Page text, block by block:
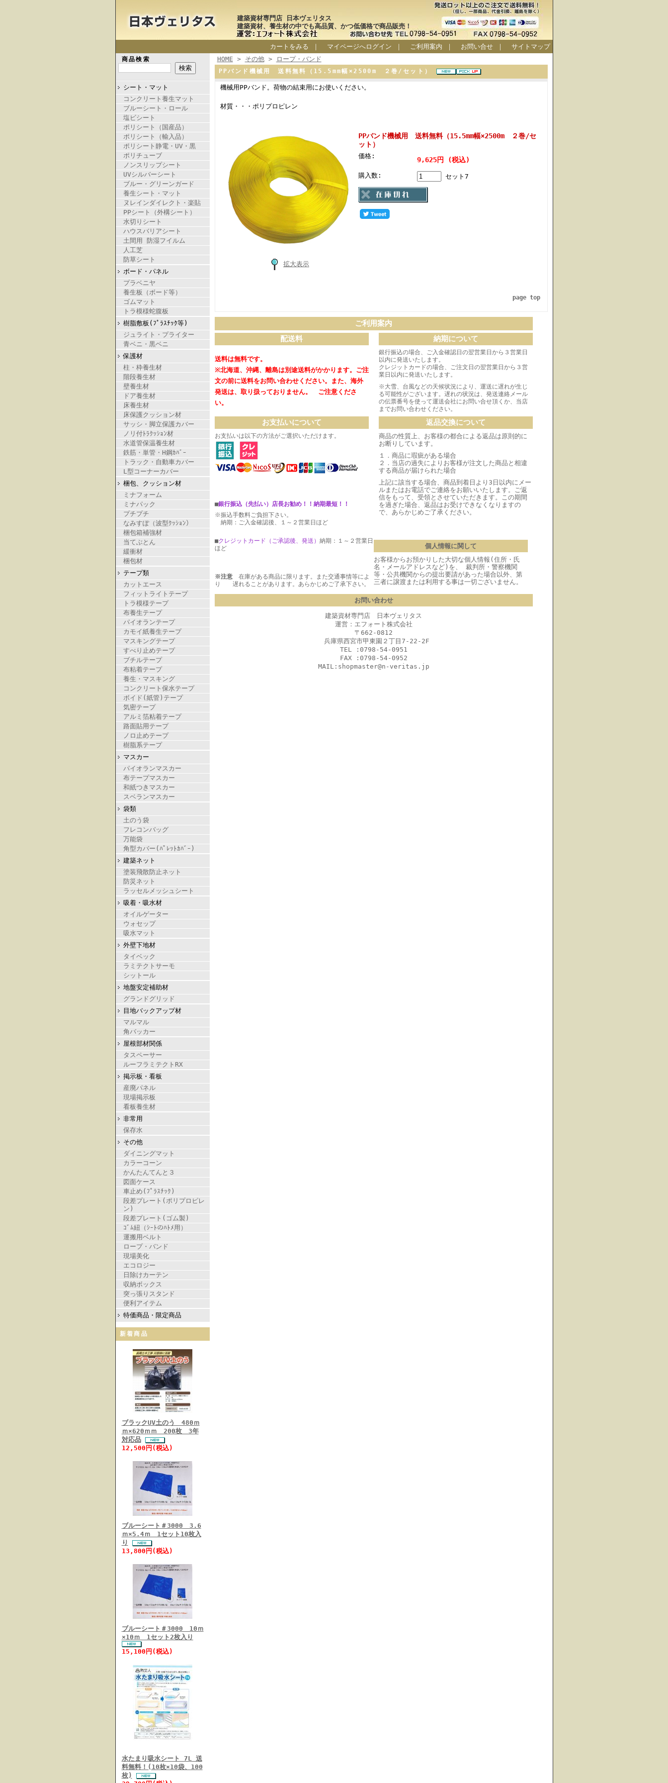
建築資材専門店 日本ヴェリタス
建築資材、養生材の中でも高品質、かつ低価格で商品販売！
カートをみる ｜ マイページへログイン ｜ ご利用案内 ｜ お問い合せ｜ サイトマップ
商品検索
シート・マット
コンクリート養生マット
ブルーシート・ロール
塩ビシート
ポリシート（国産品）
ポリシート（輸入品）
ポリシート静電・UV・黒
ポリチューブ
ノンスリップシート
UVシルバーシート
ブルー・グリーンガード
養生シート・マット
ヌレインダイレクト・楽貼
PPシート（外構シート）
水切りシート
ハウスバリアシート
土間用 防湿フイルム
人工芝
防草シート
ボード・パネル
プラベニヤ
養生板（ボード等）
ゴムマット
トラ模様蛇腹板
樹脂敷板(ﾌﾟﾗｽﾁｯｸ等)
ジュライト・プライター
青ベニ・黒ベニ
保護材
柱・枠養生材
階段養生材
壁養生材
ドア養生材
床養生材
床保護クッション材
サッシ・脚立保護カバー
ノリ付ﾄﾗｸｯｼｮﾝ材
水道管保温養生材
鉄筋・単管・H鋼ｶﾊﾞｰ
トラック・自動車カバー
L型コーナーカバー
梱包、クッション材
ミナフォーム
ミナパック
プチプチ
なみすぽ（波型ｸｯｼｮﾝ）
梱包箱補強材
当てぶとん
緩衝材
梱包材
テープ類
カットエース
フィットライトテープ
トラ模様テープ
布養生テープ
パイオランテープ
カモイ紙養生テープ
マスキングテープ
すべり止めテープ
ブチルテープ
布粘着テープ
養生・マスキング
コンクリート保水テープ
ボイド(紙管)テープ
気密テープ
アルミ箔粘着テープ
路面貼用テープ
ノロ止めテープ
樹脂系テープ
マスカー
パイオランマスカー
布テープマスカー
和紙つきマスカー
スベランマスカー
袋類
土のう袋
フレコンバッグ
万能袋
角型カバー(ﾊﾟﾚｯﾄｶﾊﾞｰ)
建築ネット
塗装飛散防止ネット
防災ネット
ラッセルメッシュシート
吸着・吸水材
オイルゲーター
ウォセップ
吸水マット
外壁下地材
タイベック
ラミテクトサーモ
シットール
地盤安定補助材
グランドグリッド
目地バックアップ材
マルマル
角バッカー
屋根部材関係
タスペーサー
ルーフラミテクトRX
掲示板・看板
産廃パネル
現場掲示板
看板養生材
非常用
保存水
その他
ダイニングマット
カラーコーン
かんたんてんと３
図面ケース
車止め(ﾌﾟﾗｽﾁｯｸ)
段差プレート(ポリプロピレ
ン)
段差プレート(ゴム製)
ｺﾞﾑ紐（ｼｰﾄのﾊﾄﾒ用）
運搬用ベルト
ロープ・バンド
現場美化
エコロジー
日除けカーテン
収納ボックス
突っ張りスタンド
便利アイテム
特価商品・限定商品
新着商品
ブラックUV土のう 480ｍ
ｍ×620ｍｍ 200枚 3年
対応品
12,500円(税込)
ブルーシート＃3000 3.6
ｍ×5.4ｍ 1セット10枚入
り
13,800円(税込)
ブルーシート＃3000 10ｍ
×10ｍ 1セット2枚入り
15,100円(税込)
水たまり吸水シート 7L 送
料無料！(10枚×10袋、100
枚)
HOME > その他> ロープ・バンド
PPバンド機械用 送料無料（15.5mm幅×2500m ２巻/セット）
機械用PPバンド。荷物の結束用にお使いください。
材質・・・ポリプロピレン
拡大表示
PPバンド機械用 送料無料（15.5mm幅×2500m ２巻/セ
ット）
価格: 9,625円 (税込)
購入数: セット7
page top
ご利用案内
配送料
送料は無料です。
※北海道、沖縄、離島は別途送料がかかります。 ご注
文の前に送料をお問い合わせください。
また、海外
発送は、取り扱っておりません。 ご注意くださ
い。
納期について
銀行振込の場合、ご入金確認日の翌営業日から３営業日
以内に発送いたします。
クレジットカードの場合、ご注文日の翌営業日から３営
業日以内に発送いたします。
※大雪、台風などの天候状況により、運送に遅れが生じ
る可能性がございます。遅れの状況は、発送連絡メール
の伝票番号を使って運送会社にお問い合せ頂くか、当店
までお問い合わせください。
お支払いについて
お支払いは以下の方法がご選択いただけます。
■銀行振込（先払い）店長お勧め！！納期最短！！
※振込手数料ご負担下さい。
納期：ご入金確認後、１～２営業日ほど
■クレジットカード（ご承認後、発送 ） 納期：１～２営業日
ほど
※注意在庫がある商品に限ります。また交通事情等によ
り 遅れることがあります。あらかじめご了承下さい。
返品交換について
商品の性質上、お客様の都合による返品は原則的に
お断りしています。
１．商品に瑕疵がある場合
２．当店の過失によりお客様が注文した商品と相違
する商品が届けられた場合
上記に該当する場合、商品到着日より3日以内にメー
ルまたはお電話でご連絡をお願いいたします。ご返
信をもって、受領とさせていただきます。この期間
を過ぎた場合、返品はお受けできなくなりますの
で、あらかじめご了承ください。
個人情報に関して
お客様からお預かりした大切な個人情報(住所・氏
名・メールアドレスなど)を、 裁判所・警察機関
等・公共機関からの提出要請があった場合以外、第
三者に譲渡または利用する事は一切ございません。
お問い合わせ
建築資材専門店 日本ヴェリタス
運営：エフォート株式会社
〒662-0812
兵庫県西宮市甲東園２丁目7-22-2F
TEL :0798-54-0951
FAX :0798-54-0952
MAIL:shopmaster@n-veritas.jp